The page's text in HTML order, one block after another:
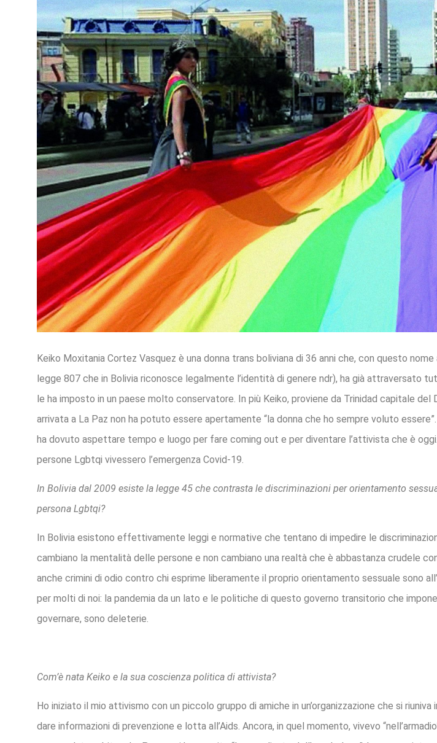
Keiko Moxitania Cortez Vasquez è una donna trans boliviana di 36 anni che, con questo
legge 807 che in Bolivia riconosce legalmente l’identità di genere ndr), ha già attraversato
le ha imposto in un paese molto conservatore. In più Keiko, proviene da Trinidad capitale
arrivata a La Paz non ha potuto essere apertamente “la donna che ho sempre voluto
ha dovuto aspettare tempo e luogo per fare coming out e per diventare l’attivista che è
persone Lgbtqi vivessero l’emergenza Covid-19.
In Bolivia dal 2009 esiste la legge 45 che contrasta le discriminazioni per orientamento
persona Lgbtqi?
In Bolivia esistono effettivamente leggi e normative che tentano di impedire le
cambiano la mentalità delle persone e non cambiano una realtà che è abbastanza crudele
anche crimini di odio contro chi esprime liberamente il proprio orientamento sessuale sono
per molti di noi: la pandemia da un lato e le politiche di questo governo transitorio che
governare, sono deleterie.
Com’è nata Keiko e la sua coscienza politica di attivista?
Ho iniziato il mio attivismo con un piccolo gruppo di amiche in un’organizzazione che si
dare informazioni di prevenzione e lotta all’Aids. Ancora, in quel momento, vivevo